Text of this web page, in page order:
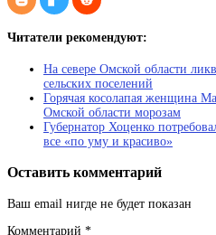
Читатели рекомендуют:
На севере Омской области
сельских поселений
Горячая косолапая женщина
Омской области морозам
Губернатор Хоценко
все «по уму и красиво»
Оставить комментарий
Ваш email нигде не будет показан
Комментарий *